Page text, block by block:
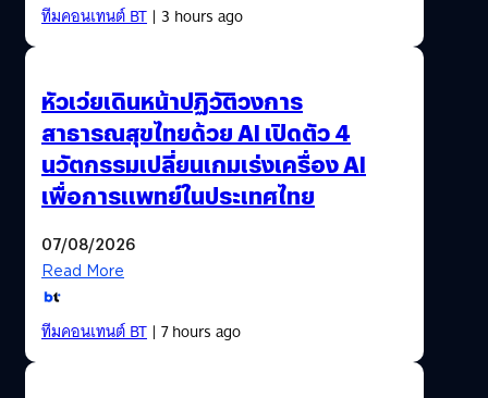
ทีมคอนเทนต์ BT| 3 hours ago
หัวเว่ยเดินหน้าปฏิวัติวงการ
สาธารณสุขไทยด้วย AI เปิดตัว 4
นวัตกรรมเปลี่ยนเกมเร่งเครื่อง AI
เพื่อการแพทย์ในประเทศไทย
07/08/2026
Read More
ทีมคอนเทนต์ BT| 7 hours ago